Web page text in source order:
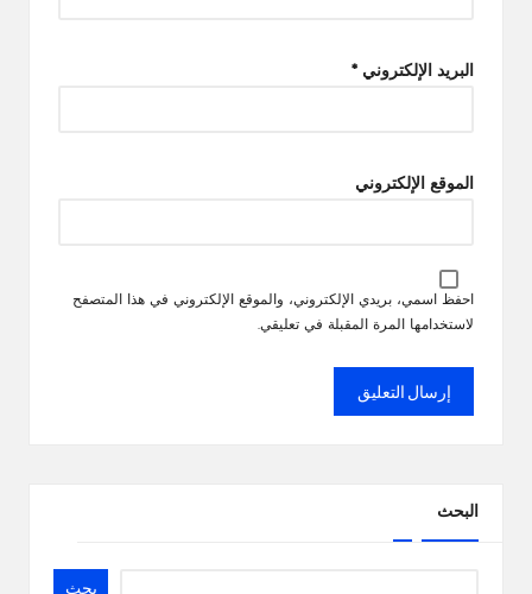
البريد الإلكتروني *
الموقع الإلكتروني
احفظ اسمي، بريدي الإلكتروني، والموقع الإلكتروني في هذا المتصفح
لاستخدامها المرة المقبلة في تعليقي.
البحث
بحث